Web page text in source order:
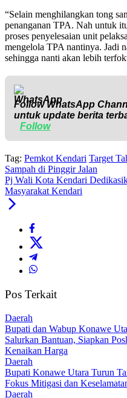
“Selain menghilangkan tong
penanganan TPA. Nah untuk
proses penyelesaian unit
mengelola TPA nantinya. Jadi
sehingga nanti akan lebih
Follow WhatsApp
untuk update berita
Follow
Tag: Pemkot Kendari Target
Sampah di Pinggir Jalan
Pj Wali Kota Kendari
Masyarakat Kendari
Pos Terkait
Daerah
Bupati dan Wabup Konawe
Salurkan Bantuan, Siapkan
Kenaikan Harga
Daerah
Bupati Konawe Utara Turun
Fokus Mitigasi dan
Daerah